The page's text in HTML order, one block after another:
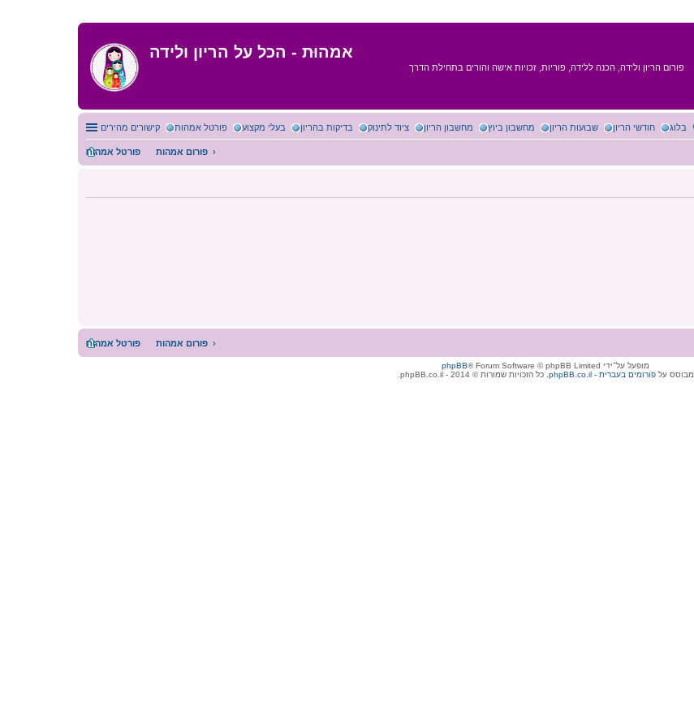
אמהוּת - הכל על הריון ולידה
פורום הריון ולידה, הכנה ללידה, פוריות, זכויות אישה והורים בתחילת הדרך
קישורים מהירים פורטל אמהות בעלי מקצוע בדיקות בהריון ציוד לתינוק מחשבון הריון מחשבון ביוץ שבועות הריון חודשי הריון בלוג
פורטל אמהות פורום אמהות
פורטל אמהות פורום אמהות
מופעל על־ידי phpBB® Forum Software © phpBB Limited
מבוסס עלphpBB.co.il - פורומים בעברית . כל הזכויות שמורות © 2014 - phpBB.co.il.